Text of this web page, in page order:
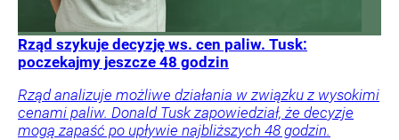
Rząd szykuje decyzję ws. cen paliw. Tusk:
poczekajmy jeszcze 48 godzin
Rząd analizuje możliwe działania w związku z wysokimi
cenami paliw. Donald Tusk zapowiedział, że decyzje
mogą zapaść po upływie najbliższych 48 godzin.